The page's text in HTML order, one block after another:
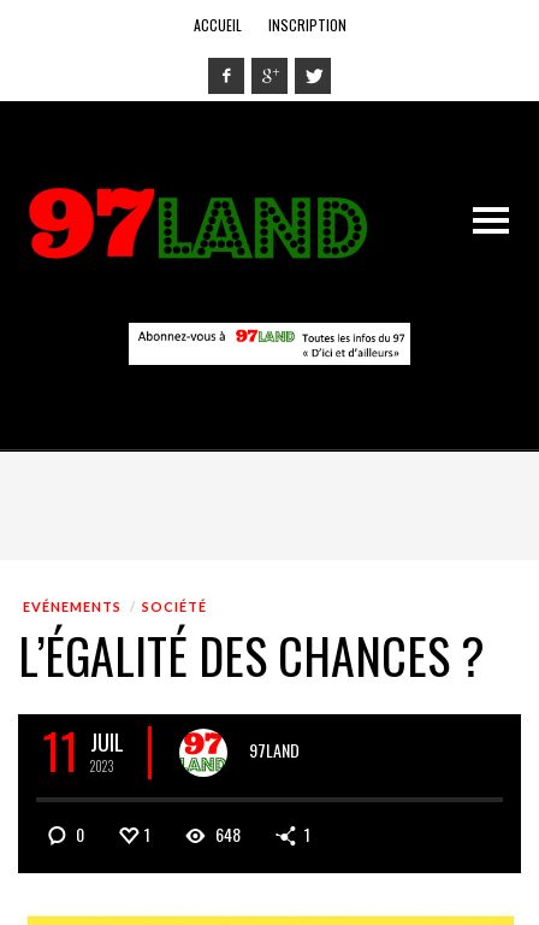
ACCUEIL INSCRIPTION
EVÉNEMENTS SOCIÉTÉ
L’ÉGALITÉ DES CHANCES ?
11 JUIL
2023
97LAND
0 1 648 1